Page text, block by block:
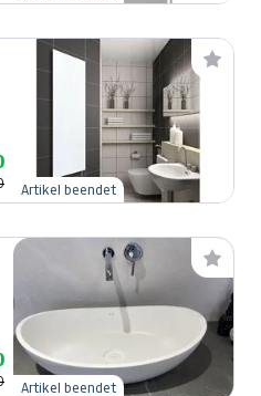
Artikel beendet
Artikel beendet